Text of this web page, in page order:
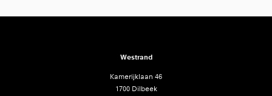
Westrand
Kamerijklaan 46
1700 Dilbeek